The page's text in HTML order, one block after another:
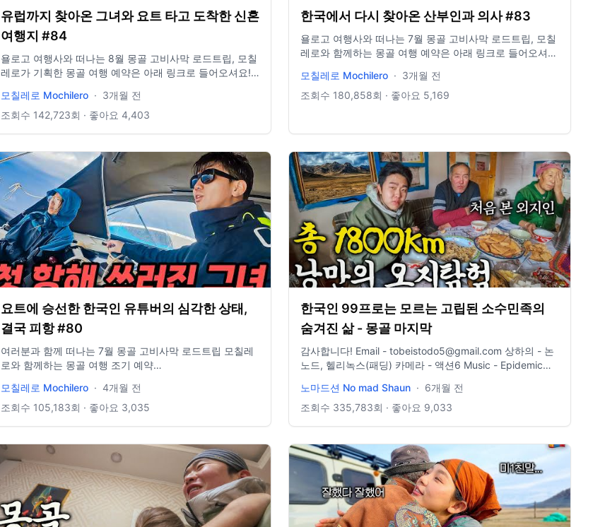
- 선물(10명) : 시카 지우개 패드 본품 1개 ➖ #셀리맥스 #여
행유튜브 #몽골 ➖ 📸 Instagram :
https://blog.naver.com/sanghyuk1ee ➖ 📷 Camera
Fujifilm Xt-4, Osmo action 5, Iphone 12 Pro, Insta 360
x3 ➖ 💽 Artist / BGM president
유럽까지 찾아온 그녀와 요트 타고 도착한 신혼
여행지 #84
욜로고 여행사와 떠나는 8월 몽골 고비사막 로드트립, 모칠
레로가 기획한 몽골 여행 예약은 아래 링크로 들어오셔요!!
https://www.yologotravel.com/master/57442 ... 15년 동
안 150개국을 여행했고 현재는 요트로 세상을 항해 중입니
협업 메일 👉🏻 yologotrip@gmail.com
모칠레로 Mochilero · 3개월 전
조회수 142,723회 · 좋아요 4,403
한국에서 다시 찾아온 산부인과 의사 #83
욜로고 여행사와 떠나는 7월 몽골 고비사막 로드트립, 모칠
레로와 함께하는 몽골 여행 예약은 아래 링크로 들어오셔
년 동안 150개국을 여행했고 현재는 요트로 세상을 항해 중
입니다!! #여행유튜버​ #요트여행 #지중해여행 모칠레로가
yologotrip@gmail.com
모칠레로 Mochilero · 3개월 전
조회수 180,858회 · 좋아요 5,169
요트에 승선한 한국인 유튜버의 심각한 상태,
결국 피항 #80
여러분과 함께 떠나는 7월 몽골 고비사막 로드트립 모칠레
로와 함께하는 몽골 여행 조기 예약
안 150개국을 여행했고 현재는 요트로 세상을 항해 중입니
다!! #여행유튜버​ #요트여행 #지중해여행 모칠레로가 운영
모칠레로 Mochilero · 4개월 전
조회수 105,183회 · 좋아요 3,035
한국인 99프로는 모르는 고립된 소수민족의
숨겨진 삶 - 몽골 마지막
감사합니다! Email - tobeistodo5@gmail.com 상하의 - 논
노드, 헬리녹스(패딩) 카메라 - 액션6 Music - Epidemic
https://instagram.com/no.mad.shaun?
igshid=YmMyMTA2M2Y=
노마드션 No mad Shaun · 6개월 전
조회수 335,783회 · 좋아요 9,033